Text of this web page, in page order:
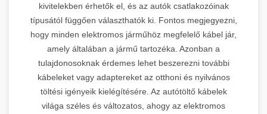
kivitelekben érhetők el, és az autók csatlakozóinak
típusától függően választhatók ki. Fontos megjegyezni,
hogy minden elektromos járműhöz megfelelő kábel jár,
amely általában a jármű tartozéka. Azonban a
tulajdonosoknak érdemes lehet beszerezni további
kábeleket vagy adaptereket az otthoni és nyilvános
töltési igényeik kielégítésére. Az autótöltő kábelek
világa széles és változatos, ahogy az elektromos